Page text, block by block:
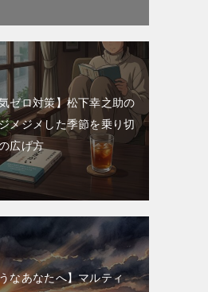
ゼロ対策】松下幸之助の
メジメした季節を乗り切
広げ方
なあなたへ】マルティ